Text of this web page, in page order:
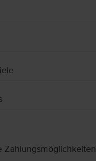
Zahlungsmöglichkeiten